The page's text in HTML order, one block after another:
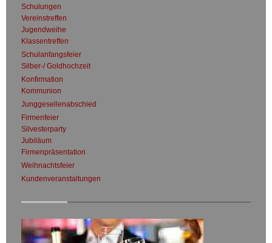
Schulungen
Vereinstreffen
Jugendweihe
Klassentreffen
Schulanfangsfeier
Silber-/ Goldhochzeit
Konfirmation
Kommunion
Junggesellenabschied
Firmenfeier
Silvesterparty
Jubiläum
Firmenpräsentation
Weihnachtsfeier
Kundenveranstaltungen